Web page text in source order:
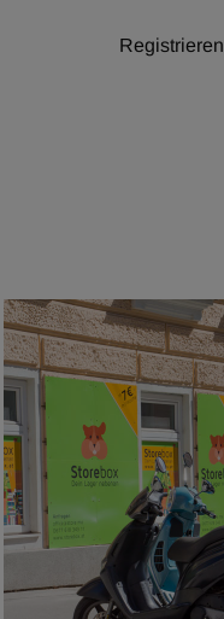
Registrieren